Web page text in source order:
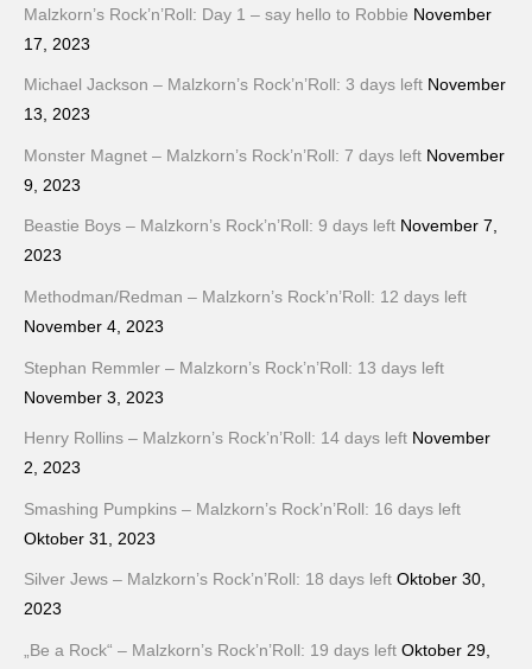
Malzkorn’s Rock’n’Roll: Day 1 – say hello to Robbie November
17, 2023
Michael Jackson – Malzkorn’s Rock’n’Roll: 3 days left November
13, 2023
Monster Magnet – Malzkorn’s Rock’n’Roll: 7 days left November
9, 2023
Beastie Boys – Malzkorn’s Rock’n’Roll: 9 days left November 7,
2023
Methodman/Redman – Malzkorn’s Rock’n’Roll: 12 days left
November 4, 2023
Stephan Remmler – Malzkorn’s Rock’n’Roll: 13 days left
November 3, 2023
Henry Rollins – Malzkorn’s Rock’n’Roll: 14 days left November
2, 2023
Smashing Pumpkins – Malzkorn’s Rock’n’Roll: 16 days left
Oktober 31, 2023
Silver Jews – Malzkorn’s Rock’n’Roll: 18 days left Oktober 30,
2023
„Be a Rock“ – Malzkorn’s Rock’n’Roll: 19 days left Oktober 29,